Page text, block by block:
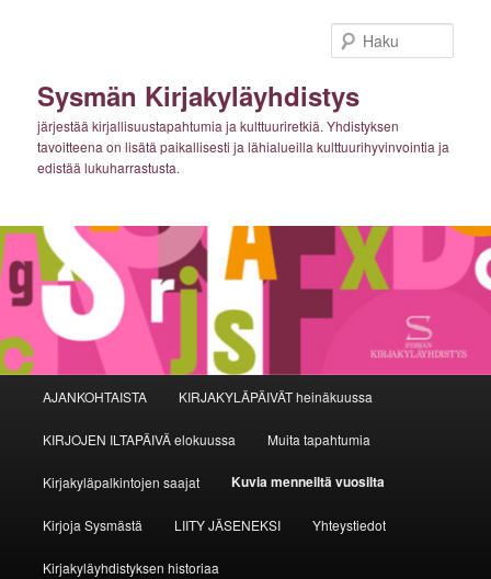
Sysmän Kirjakyläyhdistys
järjestää kirjallisuustapahtumia ja kulttuuriretkiä. Yhdistyksen
tavoitteena on lisätä paikallisesti ja lähialueilla kulttuurihyvinvointia ja
edistää lukuharrastusta.
AJANKOHTAISTA KIRJAKYLÄPÄIVÄT heinäkuussa
KIRJOJEN ILTAPÄIVÄ elokuussa Muita tapahtumia
Kirjakyläpalkintojen saajat Kuvia menneiltä vuosilta
Kirjoja Sysmästä LIITY JÄSENEKSI Yhteystiedot
Kirjakyläyhdistyksen historiaa